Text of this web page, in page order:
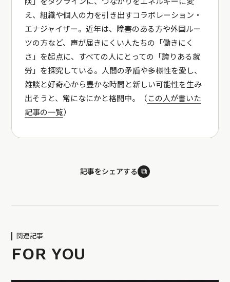
え、組織や個人の力を引き出すコラボレーション・
エナジャイザー。近年は、障害のある方や外国ルー
ツの方など、声が届きにくい人たちの「働きにく
さ」を起点に、すべての人にとっての「誇りある就
労」を探究している。人間の矛盾や多様性を愛し、
雑談と好奇心から豊かな時間と新しい可能性を生み
出そうと、常になにかと格闘中。（この人が書いた
記事の一覧）
記事をシェアする ⧉
関連記事
FOR YOU